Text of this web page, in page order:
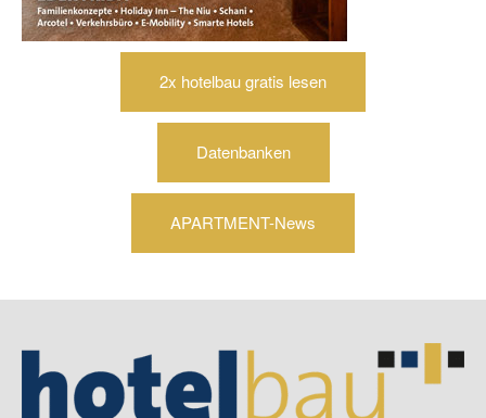
2x hotelbau gratis lesen
Datenbanken
APARTMENT-News